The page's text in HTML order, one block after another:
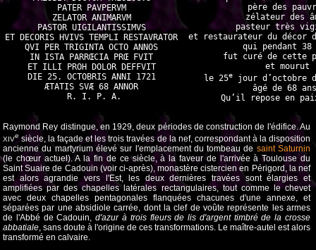
PATER PAVPERVM
ZELATOR ANIMARVM
PASTOR UIGILANTISSIMVS
ET DECORIS HVIVS TEMPLI RESTAVRATOR
QVI PER TRIGINTA OCTO ANNOS
IN ISTA PARRŒCIA PRŒ FVIT
ET ILLI PROH DOLOR DEFFVIT
DIE 25. OCTOBRIS ANNI 1721
ÆTATIS SVÆ 68 ANNOR
R. I. P. A.
père des
zélateur des
pasteur très
et restaurateur du décor
qui pendant 38
fut curé de cette
et mourut
le 25e jour d’octobre
âgé de 68
Raymond Rey distingue, en 1929, deux périodes de construction de l'édifice. Au
XIVe siècle, la façade et les trois travées de la nef, correspondant à la disposition
ancienne du martyrium élevé sur l'emplacement du tombeau de saint Saturnin
(le chœur actuel). A la fin de ce siècle, à la faveur de l'arrivée à Toulouse du
Saint Suaire de Cadouin (voir ci-après), monastère cistercien en Périgord, la nef
est alors agrandie vers l'Est, les deux dernières travées sont élargies et
amplifiées par des chapelles latérales rectangulaires, tout comme le chevet
avec deux chapelles pentagonales flanquées chacunes d'une annexe, et
séparées par une absidiole carrée, dont la clef de voûte représente les armes
de l'Abbé de Cadouin,d'azur à trois fleurs de lis d'argent timbré de la crosse
abbatiale, sans doute à l'origine de ces transformations. Le maître-autel est alors
transformé en calvaire.